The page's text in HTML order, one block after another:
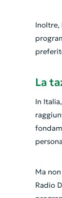
Inoltre,
La
In
Ma
Radio